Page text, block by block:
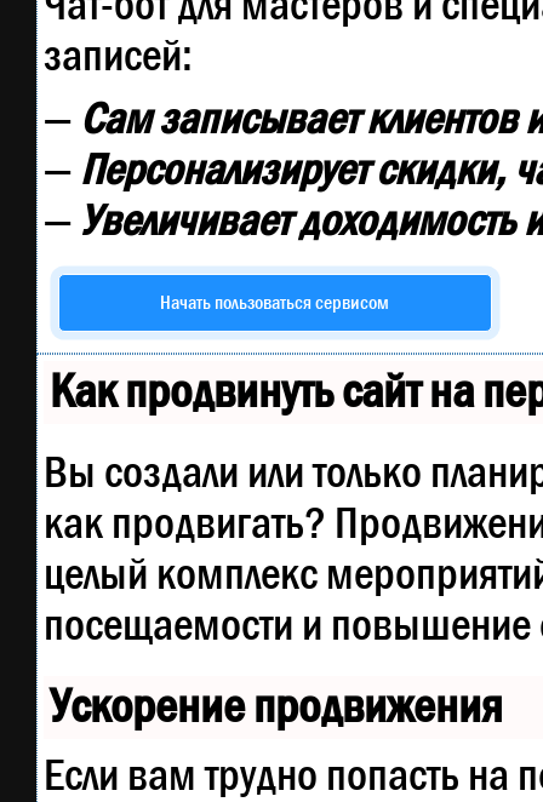
записей:
— Сам записывает клиентов
— Персонализирует скидки,
— Увеличивает доходимость
Начать пользоваться сервисом
Как продвинуть сайт на
Вы создали или только
как продвигать?
целый комплекс
посещаемости и повышение
Ускорение продвижения
Если вам трудно попасть на